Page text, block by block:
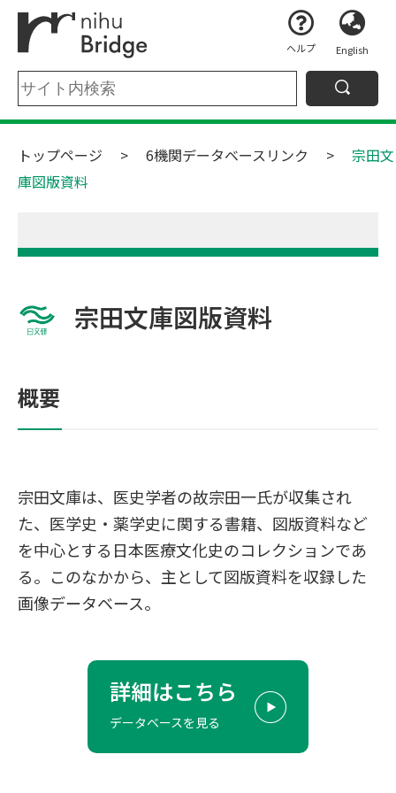
ヘルプ English
トップページ 6機関データベースリンク
宗田文
庫図版資料
宗田文庫図版資料
概要
宗田文庫は、医史学者の故宗田一氏が収集され
た、医学史・薬学史に関する書籍、図版資料など
を中心とする日本医療文化史のコレクションであ
る。このなかから、主として図版資料を収録した
画像データベース。
詳細はこちら
データベースを見る